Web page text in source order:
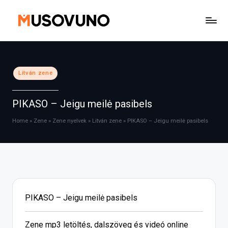
Posted
in
Litván zene
PIKASO – Jeigu meilė pasibels
Home » Zene » Zene nyelvek » Litván zene » PIKASO – Jeigu meilė pasibels
PIKASO – Jeigu meilė pasibels
Zene mp3 letöltés, dalszöveg és videó online